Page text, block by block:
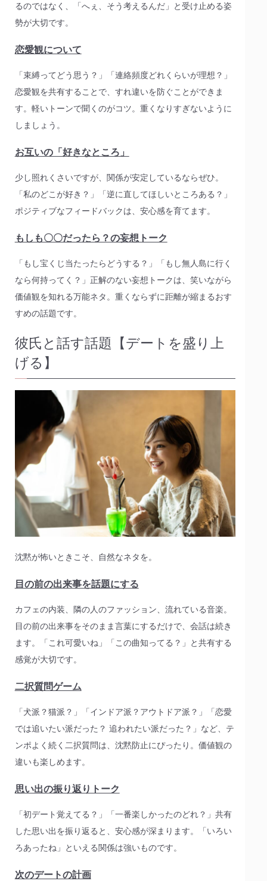
るのではなく、「へぇ、そう考えるんだ」と受け止める姿
勢が大切です。
恋愛観について
「束縛ってどう思う？」「連絡頻度どれくらいが理想？」
恋愛観を共有することで、すれ違いを防ぐことができま
す。軽いトーンで聞くのがコツ。重くなりすぎないように
しましょう。
お互いの「好きなところ」
少し照れくさいですが、関係が安定しているならぜひ。
「私のどこが好き？」「逆に直してほしいところある？」
ポジティブなフィードバックは、安心感を育てます。
もしも〇〇だったら？の妄想トーク
「もし宝くじ当たったらどうする？」「もし無人島に行く
なら何持ってく？」正解のない妄想トークは、笑いながら
価値観を知れる万能ネタ。重くならずに距離が縮まるおす
すめの話題です。
彼氏と話す話題【デートを盛り上
げる】
沈黙が怖いときこそ、自然なネタを。
目の前の出来事を話題にする
カフェの内装、隣の人のファッション、流れている音楽。
目の前の出来事をそのまま言葉にするだけで、会話は続き
ます。「これ可愛いね」「この曲知ってる？」と共有する
感覚が大切です。
二択質問ゲーム
「犬派？猫派？」「インドア派？アウトドア派？」「恋愛
では追いたい派だった？ 追われたい派だった？」など、テ
ンポよく続く二択質問は、沈黙防止にぴったり。価値観の
違いも楽しめます。
思い出の振り返りトーク
「初デート覚えてる？」「一番楽しかったのどれ？」共有
した思い出を振り返ると、安心感が深まります。「いろい
ろあったね」といえる関係は強いものです。
次のデートの計画